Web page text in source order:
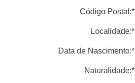
Código Postal:*
Localidade:*
Data de Nascimento:*
Naturalidade:*